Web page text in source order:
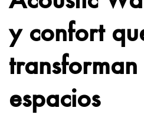
y confort
transforman
espacios